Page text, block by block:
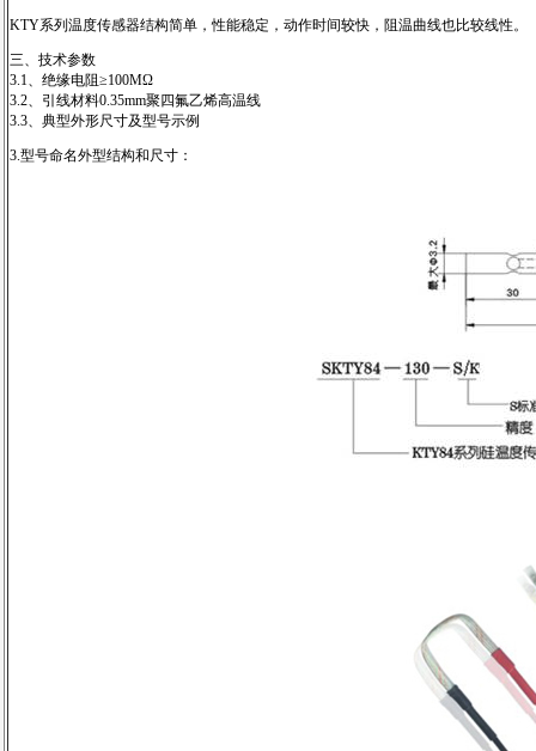
KTY系列温度传感器结构简单，性能稳定，动作时间较快，阻温曲线也比较线性
三、技术参数
3.1、绝缘电阻≥100MΩ
3.2、引线材料0.35mm聚四氟乙烯高温线
3.3、典型外形尺寸及型号示例
3.型号命名外型结构和尺寸：